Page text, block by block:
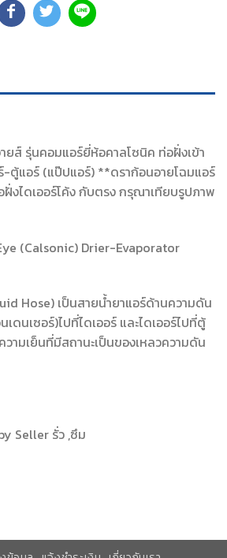
ยส์ รุ่นคอมแอร์ยี่ห้อคาลโซนิค ท่อฝั่งเข้า
ร์-ตู้แอร์ (แป๊ปแอร์) **ดราก้อนอายโฉมแอร์
งไดเออร์โค้ง กับตรง กรุณาเทียบรูปภาพ
(Calsonic) Drier-Evaporator
Hose) เป็นสายน้ำยาแอร์ด้านความดัน
ดนเซอร์)ไปที่ไดเออร์ และไดเออร์ไปที่ตู้
วามเย็นที่มีสถานะเป็นของเหลวความดัน
Seller รั่ว ,ซึม